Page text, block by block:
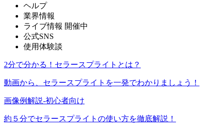
ヘルプ
業界情報
ライブ情報 開催中
公式SNS
使用体験談
2分で分かる！セラースプライトとは？
動画から、セラースプライトを一発でわかりましょう！
画像例解説-初心者向け
約５分でセラースプライトの使い方を徹底解説！